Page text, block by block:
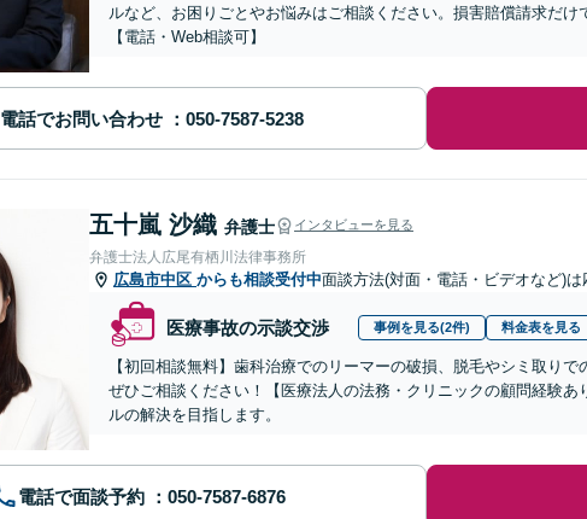
ルなど、お困りごとやお悩みはご相談ください。損害賠償請求だ
【電話・Web相談可】
電話でお問い合わせ
五十嵐 沙織 弁護士 インタビューを見る
弁護士法人広尾有栖川法律事務所
広島市中区 からも相談受付中面談方法(対面・電話・ビデオなど)は
医療事故の示談交渉 事例を見る(2件) 料金表を見る
【初回相談無料】歯科治療でのリーマーの破損、脱毛やシミ取り
ぜひご相談ください！【医療法人の法務・クリニックの顧問経験
ルの解決を目指します。
電話で面談予約